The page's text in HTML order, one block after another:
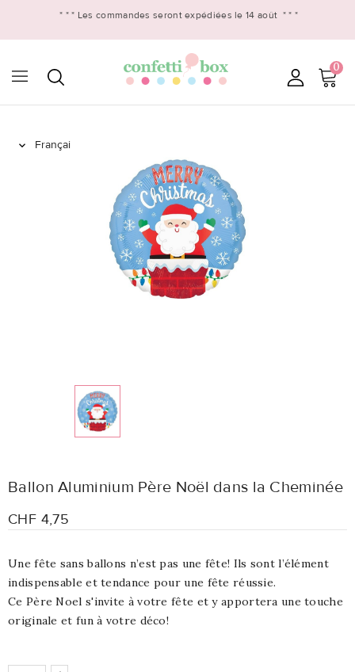
* * * Les commandes seront expédiées le 14 août * * *
0

Ballon Aluminium Père Noël dans la Cheminée
CHF 4,75
Une fête sans ballons n’est pas une fête! Ils sont l’élément
indispensable et tendance pour une fête réussie.
Ce Père Noel s'invite à votre fête et y apportera une touche
originale et fun à votre déco!